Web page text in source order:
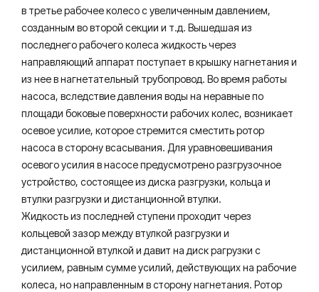
в третье рабочее колесо с увеличенным давлением,
созданным во второй секции и т.д. Вышедшая из
последнего рабочего колеса жидкость через
направляющий аппарат поступает в крышку нагнетания и
из нее в нагнетательный трубопровод. Во время работы
насоса, вследствие давления воды на неравные по
площади боковые поверхности рабочих колес, возникает
осевое усилие, которое стремится сместить ротор
насоса в сторону всасывания. Для уравновешивания
осевого усилия в насосе предусмотрено разгрузочное
устройство, состоящее из диска разгрузки, кольца и
втулки разгрузки и дистанционной втулки.
Жидкость из последней ступени проходит через
кольцевой зазор между втулкой разгрузки и
дистанционной втулкой и давит на диск рагрузки с
усилием, равным сумме усилий, действующих на рабочие
колеса, но направленным в сторону нагнетания. Ротор